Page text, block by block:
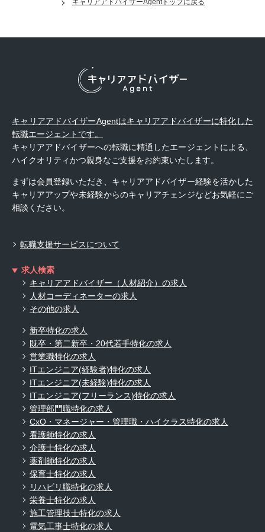
キャリアアドバイザーAgentトップに戻る
キャリアアドバイザーAgentはキャリアアドバイザーに特化した
転職エージェントです。
キャリアアドバイザーへの転職に精通したエージェントによる、
ハイクオリティかつ親身なご支援をお約束いたします。
まずは会員登録いただき、キャリアアドバイザー経験を活かした
キャリアアップや未経験からのキャリアチェンジなどお気軽にご
相談ください。
転職支援サービスについて
求人検索
キャリアアドバイザー（人材紹介）の求人
人材コーディネーターの求人
その他の求人
新卒特化の求人
既卒・第二新卒・20代若手特化の求人
営業職特化の求人
ITエンジニア(経験者)特化の求人
ITエンジニア(未経験)特化の求人
ITエンジニア(フリーランス)特化の求人
管理部門職特化の求人
CxO・マネージャー・管理職・ハイクラス特化の求人
看護師特化の求人
介護士特化の求人
薬剤師特化の求人
保育士特化の求人
リハビリ職特化の求人
栄養士特化の求人
施工管理技士特化の求人
電気工事士特化の求人